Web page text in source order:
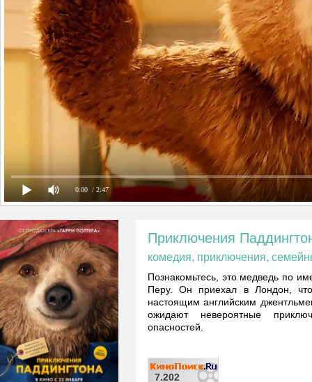
0:00 / 2:47
Приключения
комедия, приключения,
Познакомьтесь, это медведь по
Перу. Он приехал в Лондон,
настоящим английским
ожидают невероятные
опасностей.
7.202